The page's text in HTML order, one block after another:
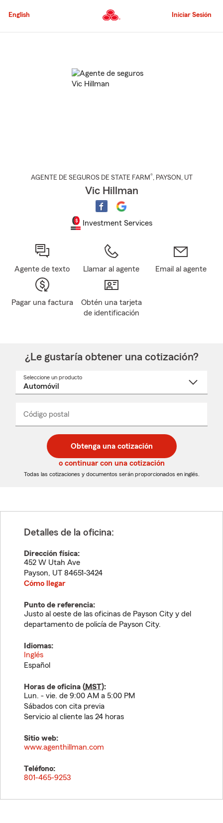
al
principal
English Iniciar Sesión
AGENTE DE SEGUROS DE STATE FARM®, PAYSON , UT
Vic Hillman
Investment Services
Agente de texto Llamar al agente Email al agente
Pagar una factura
Obtén una tarjeta
de identificación
¿Le gustaría obtener una cotización?
Seleccione un producto
desplegable
Código postal
de
5
dígitos
de
5
dígitos
_____
Obtenga una cotización
o continuar con una cotización
Todas las cotizaciones y documentos serán proporcionados en inglés.
Detalles de la oficina:
Dirección física:
452 W Utah Ave
Payson, UT 84651-3424
Cómo llegar
Punto de referencia:
Justo al oeste de las oficinas de Payson City y del
departamento de policía de Payson City.
Idiomas:
Inglés
Español
Horas de oficina (MST):
Lun. - vie. de 9:00 AM a 5:00 PM
Sábados con cita previa
Servicio al cliente las 24 horas
Sitio web:
www.agenthillman.com
Teléfono:
801-465-9253